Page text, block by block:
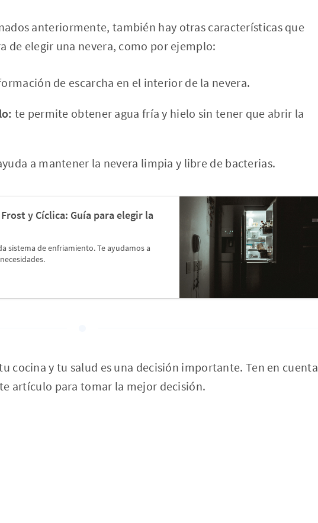
anteriormente, también hay otras características que
de elegir una nevera, como por ejemplo:
de escarcha en el interior de la nevera.
te permite obtener agua fría y hielo sin tener que abrir la
a mantener la nevera limpia y libre de bacterias.
y Cíclica: Guía para elegir la
sistema de enfriamiento. Te ayudamos a
cocina y tu salud es una decisión importante. Ten en cuenta
artículo para tomar la mejor decisión.